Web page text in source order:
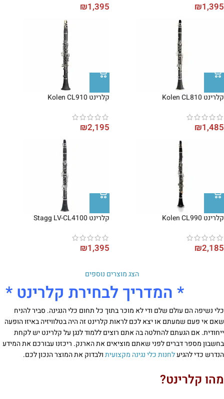
₪1,395
₪1,395
קלרינט Kolen CL810
₪1,485
קלרינט Kolen CL910
₪2,195
קלרינט Kolen CL990
₪2,185
קלרינט Stagg LV-CL4100
₪1,395
הצג מוצרים נוספים
* המדריך לבחירת קלרינט *
כלי נשיפה הם עולם שלם ודי לא מוכר בתוך כל תחום כלי הנגינה. סביר להניח
שאם אי פעם שמעתם או יצא לכם לראות קלרינט זה היה בטלוויזיה באיזו הופעה
ייחודית. אם הגעתם להחלטה בה אתם רוצים ללמוד לנגן על קלרינט יש לקחת
בחשבון מספר דברים לפני שאתם מוציאים את הארנק. ריכזנו עבורכם את המידע
הנדרש כדי להגיעלחנות כלי נגינה מקצועיתולבדוק את המוצר הנכון לכם.
מהו קלרינט?